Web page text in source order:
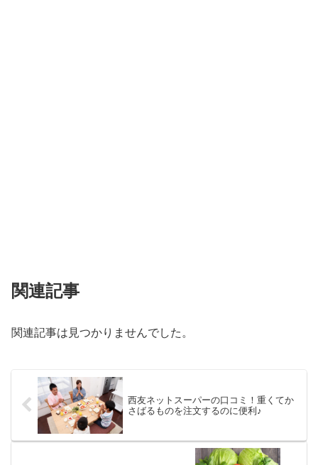
関連記事
関連記事は見つかりませんでした。
西友ネットスーパーの口コミ！重くてか
さばるものを注文するのに便利♪